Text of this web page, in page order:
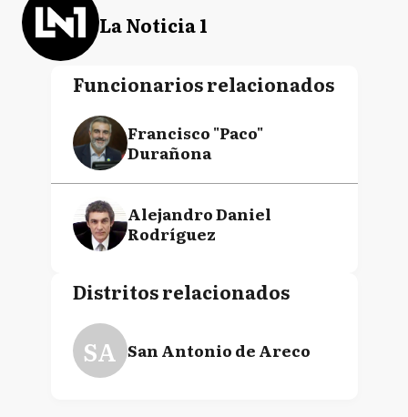
La Noticia 1
Funcionarios relacionados
Francisco "Paco"
Durañona
Alejandro Daniel
Rodríguez
Distritos relacionados
SA San Antonio de Areco